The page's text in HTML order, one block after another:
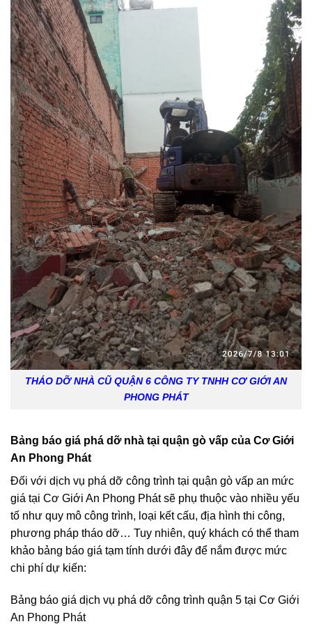
THÁO DỠ NHÀ CŨ QUẬN 6 CÔNG TY TNHH CƠ GIỚI AN
PHONG PHÁT
Bảng báo giá phá dỡ nhà tại quận gò vấp của Cơ Giới
An Phong Phát
Đối với dịch vụ phá dỡ công trình tại quận gò vấp an mức
giá tại Cơ Giới An Phong Phát sẽ phụ thuộc vào nhiều yếu
tố như quy mô công trình, loại kết cấu, địa hình thi công,
phương pháp tháo dỡ… Tuy nhiên, quý khách có thể tham
khảo bảng báo giá tạm tính dưới đây để nắm được mức
chi phí dự kiến:
Bảng báo giá dịch vụ phá dỡ công trình quận 5 tại Cơ Giới
An Phong Phát